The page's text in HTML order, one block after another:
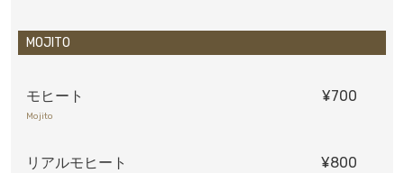
MOJITO
モヒート ¥700
Mojito
リアルモヒート ¥800